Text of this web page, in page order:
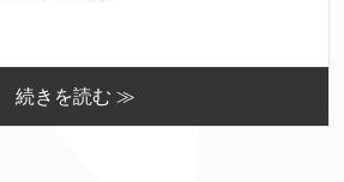
続きを読む ≫